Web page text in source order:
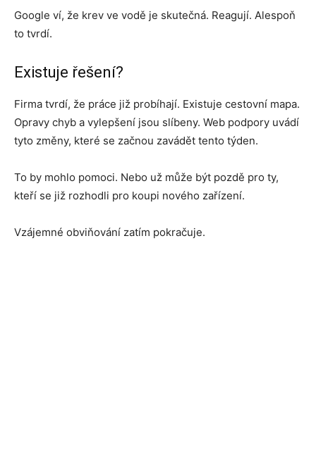
Google ví, že krev ve vodě je skutečná. Reagují. Alespoň
to tvrdí.
Existuje řešení?
Firma tvrdí, že práce již probíhají. Existuje cestovní mapa.
Opravy chyb a vylepšení jsou slíbeny. Web podpory uvádí
tyto změny, které se začnou zavádět tento týden.
To by mohlo pomoci. Nebo už může být pozdě pro ty,
kteří se již rozhodli pro koupi nového zařízení.
Vzájemné obviňování zatím pokračuje.